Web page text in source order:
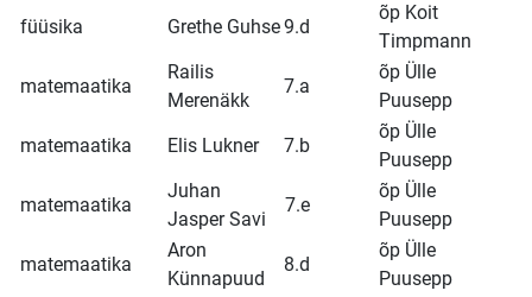
füüsika
Grethe Guhse9.d
õp Koit
Timpmann
matemaatika
Railis
Merenäkk
7.a
õp Ülle
Puusepp
matemaatika
Elis Lukner 7.b
õp Ülle
Puusepp
matemaatika
Juhan
Jasper Savi
7.e
õp Ülle
Puusepp
matemaatika
Aron
Künnapuud
8.d
õp Ülle
Puusepp